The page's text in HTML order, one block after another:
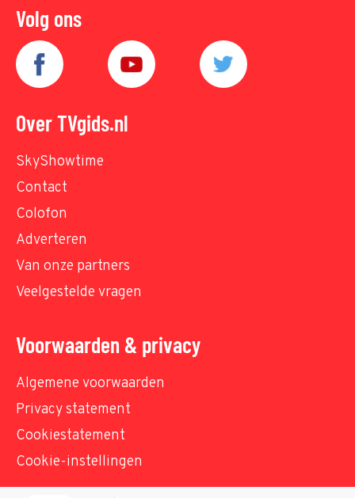
Volg ons
Over TVgids.nl
SkyShowtime
Contact
Colofon
Adverteren
Van onze partners
Veelgestelde vragen
Voorwaarden & privacy
Algemene voorwaarden
Privacy statement
Cookiestatement
Cookie-instellingen